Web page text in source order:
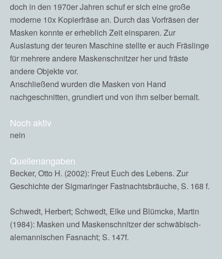
doch in den 1970er Jahren schuf er sich eine große
moderne 10x Kopierfräse an. Durch das Vorfräsen der
Masken konnte er erheblich Zeit einsparen. Zur
Auslastung der teuren Maschine stellte er auch Fräslinge
für mehrere andere Maskenschnitzer her und fräste
andere Objekte vor.
Anschließend wurden die Masken von Hand
nachgeschnitten, grundiert und von ihm selber bemalt.
Noch aktiv
nein
Quellenangaben
Becker, Otto H. (2002): Freut Euch des Lebens. Zur
Geschichte der Sigmaringer Fastnachtsbräuche, S. 168 f.
Schwedt, Herbert; Schwedt, Elke und Blümcke, Martin
(1984): Masken und Maskenschnitzer der schwäbisch-
alemannischen Fasnacht; S. 147f.